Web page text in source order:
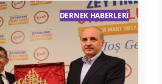
DERNEK HABERLERI